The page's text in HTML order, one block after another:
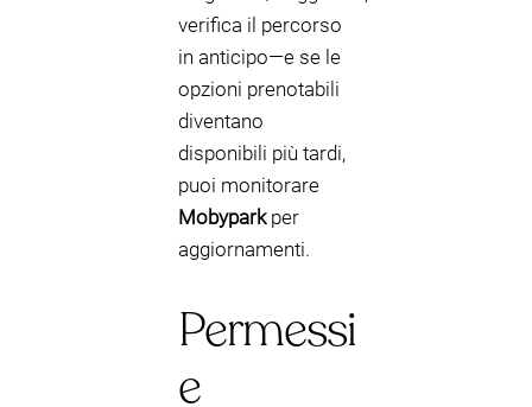
verifica il percorso
in anticipo—e se le
opzioni prenotabili
diventano
disponibili più tardi,
puoi monitorare
Mobyparkper
aggiornamenti.
Permessi
e